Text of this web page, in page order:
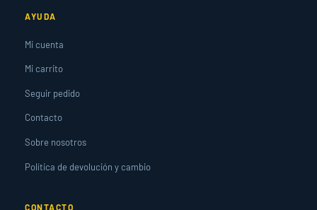
AYUDA
Mi cuenta
Mi carrito
Seguir pedido
Contacto
Sobre nosotros
Política de devolución y cambio
CONTACTO